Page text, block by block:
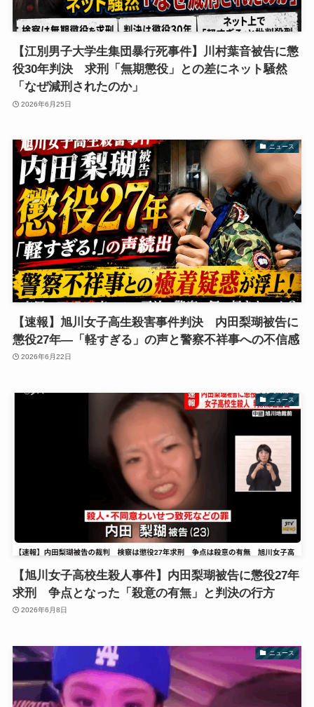
【江別男子大学生集団暴行死事件】川村葉音被告に懲
役30年判決 求刑「無期懲役」との差にネット騒然
「なぜ減刑されたのか」
2026年6月25日
ニュース
【速報】旭川女子高生殺害事件判決 内田梨瑚被告に
懲役27年―「軽すぎる」の声と警察不祥事への不信感
2026年6月22日
ニュース
【旭川女子高校生殺人事件】内田梨瑚被告に懲役27年
求刑 争点となった「殺意の有無」と判決の行方
2026年6月8日
ニュース